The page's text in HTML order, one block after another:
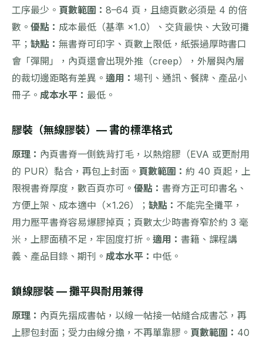
工序最少。 頁數範圍： 8–64 頁，且總頁數必須是 4 的倍
數。 優點： 成本最低（基準 ×1.0）、交貨最快、大致可攤
平； 缺點： 無書脊可印字、頁數上限低，紙張過厚時書口
會「彈開」，內頁還會出現外推（creep），外層與內層
的裁切邊距略有差異。 適用： 場刊、通訊、餐牌、產品小
冊子。 成本水平： 最低。
膠裝（無線膠裝）— 書的標準格式
原理： 內頁書脊一側銑背打毛，以熱熔膠（EVA 或更耐用
的 PUR）黏合，再包上封面。 頁數範圍： 約 40 頁起，上
限視書脊厚度，數百頁亦可。 優點： 書脊方正可印書名、
方便上架、成本適中（×1.26）； 缺點： 不能完全攤平，
用力壓平書脊容易爆膠掉頁；頁數太少時書脊窄於約 3 毫
米，上膠面積不足，牢固度打折。 適用： 書籍、課程講
義、產品目錄、期刊。 成本水平： 中低。
鎖線膠裝 — 攤平與耐用兼得
原理： 內頁先摺成書帖，以線一帖接一帖縫合成書芯，再
上膠包封面；受力由線分擔，不再單靠膠。 頁數範圍： 40